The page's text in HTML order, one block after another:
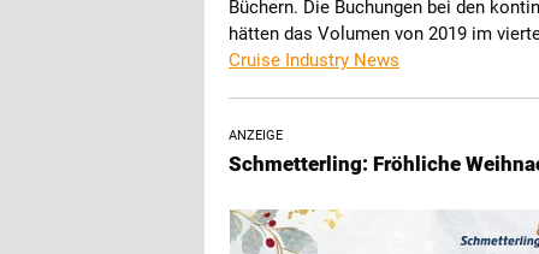
Büchern. Die Buchungen bei den
hätten das Volumen von 2019 im
Cruise Industry News
ANZEIGE
Schmetterling: Fröhliche